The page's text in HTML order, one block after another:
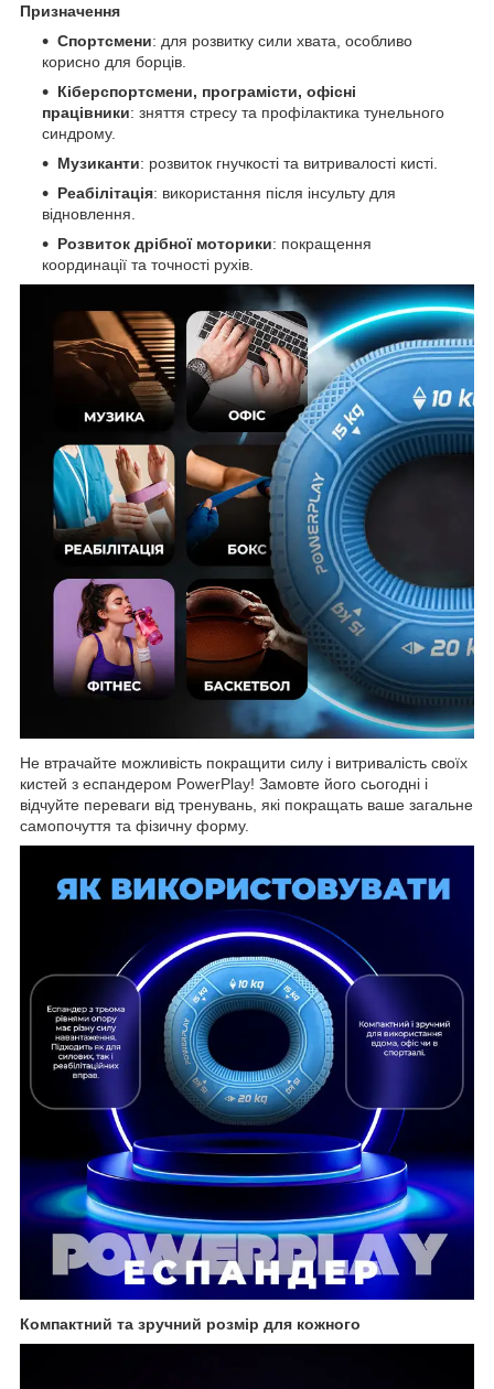
Призначення
Спортсмени: для розвитку сили хвата, особливо
корисно для борців.
Кіберспортсмени, програмісти, офісні
працівники: зняття стресу та профілактика тунельного
синдрому.
Музиканти: розвиток гнучкості та витривалості кисті.
Реабілітація: використання після інсульту для
відновлення.
Розвиток дрібної моторики: покращення
координації та точності рухів.
Не втрачайте можливість покращити силу і витривалість своїх
кистей з еспандером PowerPlay! Замовте його сьогодні і
відчуйте переваги від тренувань, які покращать ваше загальне
самопочуття та фізичну форму.
Компактний та зручний розмір для кожного